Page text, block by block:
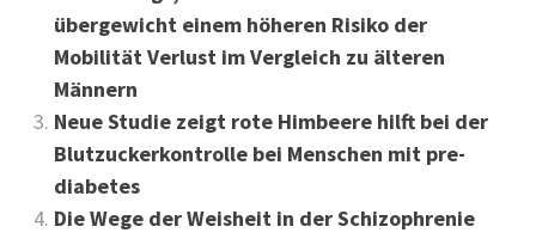
übergewicht einem höheren Risiko der
Mobilität Verlust im Vergleich zu älteren
Männern
Neue Studie zeigt rote Himbeere hilft bei der
Blutzuckerkontrolle bei Menschen mit pre-
diabetes
Die Wege der Weisheit in der Schizophrenie